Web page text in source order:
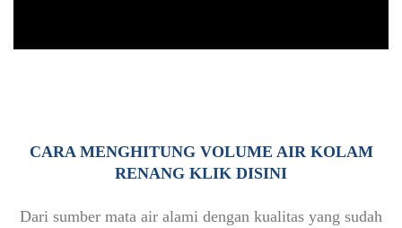
CARA MENGHITUNG VOLUME AIR KOLAM
RENANG KLIK DISINI
Dari sumber mata air alami dengan kualitas yang sudah